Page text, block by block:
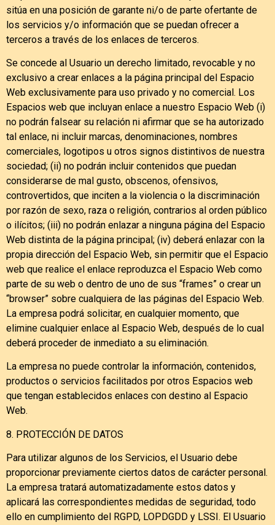
sitúa en una posición de garante ni/o de parte ofertante de
los servicios y/o información que se puedan ofrecer a
terceros a través de los enlaces de terceros.
Se concede al Usuario un derecho limitado, revocable y no
exclusivo a crear enlaces a la página principal del Espacio
Web exclusivamente para uso privado y no comercial. Los
Espacios web que incluyan enlace a nuestro Espacio Web (i)
no podrán falsear su relación ni afirmar que se ha autorizado
tal enlace, ni incluir marcas, denominaciones, nombres
comerciales, logotipos u otros signos distintivos de nuestra
sociedad; (ii) no podrán incluir contenidos que puedan
considerarse de mal gusto, obscenos, ofensivos,
controvertidos, que inciten a la violencia o la discriminación
por razón de sexo, raza o religión, contrarios al orden público
o ilícitos; (iii) no podrán enlazar a ninguna página del Espacio
Web distinta de la página principal; (iv) deberá enlazar con la
propia dirección del Espacio Web, sin permitir que el Espacio
web que realice el enlace reproduzca el Espacio Web como
parte de su web o dentro de uno de sus “frames” o crear un
“browser” sobre cualquiera de las páginas del Espacio Web.
La empresa podrá solicitar, en cualquier momento, que
elimine cualquier enlace al Espacio Web, después de lo cual
deberá proceder de inmediato a su eliminación.
La empresa no puede controlar la información, contenidos,
productos o servicios facilitados por otros Espacios web
que tengan establecidos enlaces con destino al Espacio
Web.
8. PROTECCIÓN DE DATOS
Para utilizar algunos de los Servicios, el Usuario debe
proporcionar previamente ciertos datos de carácter personal.
La empresa tratará automatizadamente estos datos y
aplicará las correspondientes medidas de seguridad, todo
ello en cumplimiento del RGPD, LOPDGDD y LSSI. El Usuario